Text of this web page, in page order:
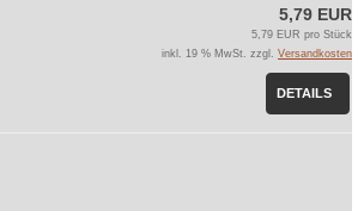
5,79 EUR
5,79 EUR pro Stück
inkl. 19 % MwSt. zzgl. Versandkosten
DETAILS